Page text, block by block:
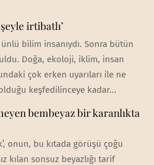
irtibatlı’
ünlü bilim insanıydı. Sonra bütün
Doğa, ekoloji, iklim, insan
çok erken uyarıları ile ne
keşfedilinceye kadar...
bembeyaz bir karanlıkta
onun, bu kıtada görüşü çoğu
kılan sonsuz beyazlığı tarif